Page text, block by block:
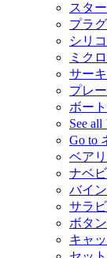
スタ
プラ
シリ
ミク
サー
プレ
ボー
See
Go to
ベア
ナベ
バイ
サラ
ボタ
キャ